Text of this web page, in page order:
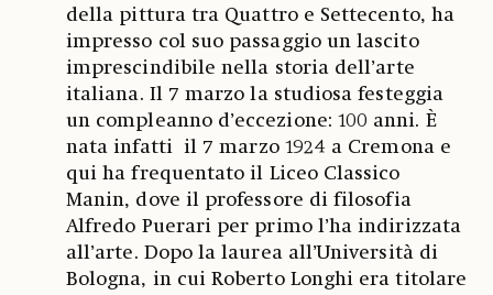
della pittura tra Quattro e Settecento, ha
impresso col suo passaggio un lascito
imprescindibile nella storia dell’arte
italiana. Il 7 marzo la studiosa festeggia
un compleanno d’eccezione: 100 anni. È
nata infatti il 7 marzo 1924 a Cremona e
qui ha frequentato il Liceo Classico
Manin, dove il professore di filosofia
Alfredo Puerari per primo l’ha indirizzata
all’arte. Dopo la laurea all’Università di
Bologna, in cui Roberto Longhi era titolare